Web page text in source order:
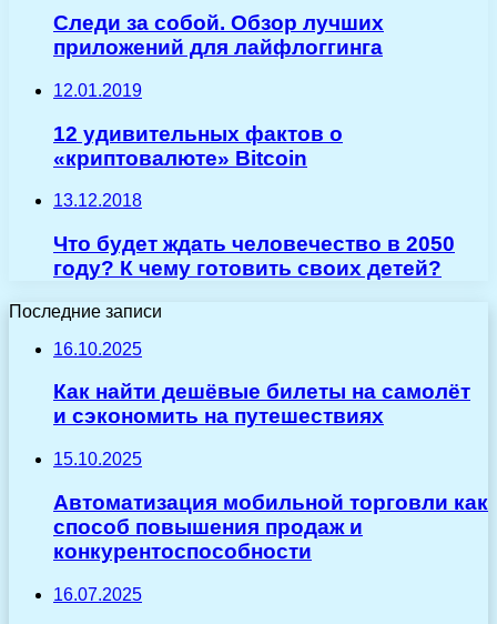
Следи за собой. Обзор лучших
приложений для лайфлоггинга
12.01.2019
12 удивительных фактов о
«криптовалюте» Bitcoin
13.12.2018
Что будет ждать человечество в 2050
году? К чему готовить своих детей?
Последние записи
16.10.2025
Как найти дешёвые билеты на самолёт
и сэкономить на путешествиях
15.10.2025
Автоматизация мобильной торговли как
способ повышения продаж и
конкурентоспособности
16.07.2025